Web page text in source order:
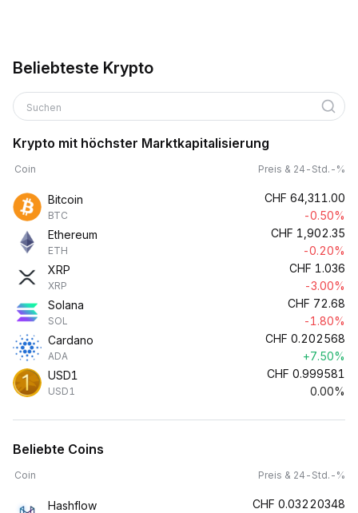
Beliebteste Krypto
Suchen
Krypto mit höchster Marktkapitalisierung
Coin Preis & 24-Std.-%
Bitcoin
BTC
CHF 64,311.00
-0.50%
Ethereum
ETH
CHF 1,902.35
-0.20%
XRP
XRP
CHF 1.036
-3.00%
Solana
SOL
CHF 72.68
-1.80%
Cardano
ADA
CHF 0.202568
+7.50%
USD1
USD1
CHF 0.999581
0.00%
Beliebte Coins
Coin Preis & 24-Std.-%
Hashflow CHF 0.03220348